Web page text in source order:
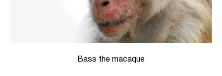
Bass the macaque